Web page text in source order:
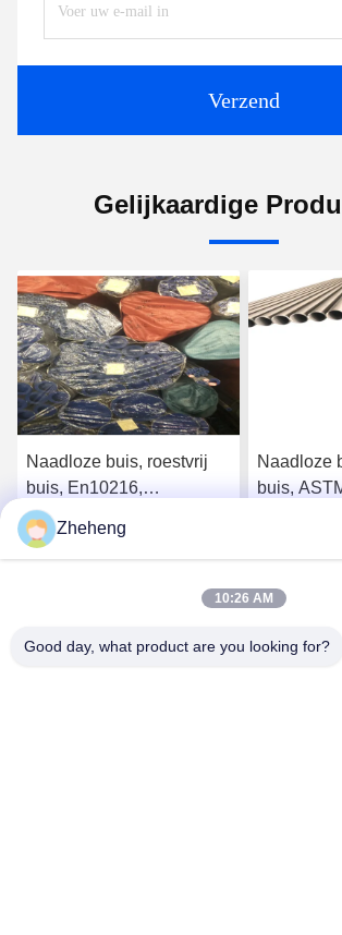
Verzend
Gelijkaardige
Naadloze buis, roestvrij
buis, En10216,
SS304/316L, Od 88.9mm,
Sch40, ketelbuis
Krijg Beste Prijs
Naadloze
buis,
Zheheng
10:26 AM
Good day, what product are you looking for?